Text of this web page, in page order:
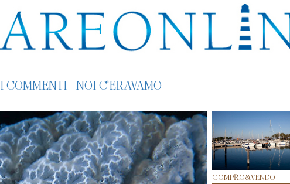
I COMMENTI NOI C'ERAVAMO
COMPRO&VENDO